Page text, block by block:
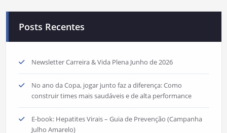
Posts Recentes
Newsletter Carreira & Vida Plena Junho de 2026
No ano da Copa, jogar junto faz a diferença: Como
construir times mais saudáveis e de alta performance
E-book: Hepatites Virais – Guia de Prevenção (Campanha
Julho Amarelo)